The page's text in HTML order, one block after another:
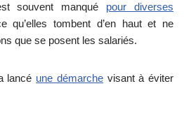
souvent manqué pour diverses
qu’elles tombent d’en haut et ne
que se posent les salariés.
lancé une démarchevisant à éviter